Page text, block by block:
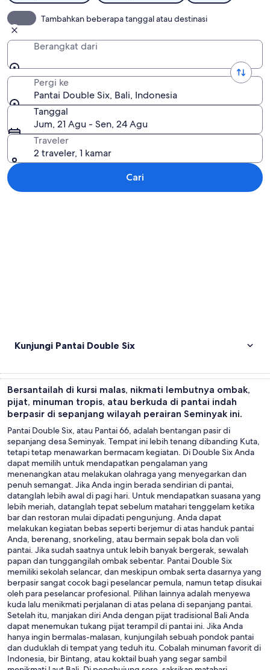
Tambahkan beberapa tanggal atau destinasi
Berangkat dari
Pergi ke
Pantai Double Six, Bali, Indonesia
Tanggal
Jum, 21 Agu - Sen, 24 Agu
Traveler
2 traveler, 1 kamar
Cari
Kunjungi Pantai Double Six
Bersantailah di kursi malas, nikmati lembutnya ombak,
pijat, minuman tropis, atau berkuda di pantai indah
berpasir di sepanjang wilayah perairan Seminyak ini.
Pantai Double Six, atau Pantai 66, adalah bentangan pasir di
sepanjang desa Seminyak. Tempat ini lebih tenang dibanding Kuta,
tetapi tetap menawarkan bermacam kegiatan. Di Double Six Anda
dapat memilih untuk mendapatkan pengalaman yang
menenangkan atau melakukan olahraga yang menyegarkan dan
penuh semangat. Jika Anda ingin berada sendirian di pantai,
datanglah lebih awal di pagi hari. Untuk mendapatkan suasana yang
lebih meriah, datanglah tepat sebelum matahari tenggelam ketika
bar dan restoran mulai dipadati pengunjung. Anda dapat
melakukan kegiatan bebas seperti berjemur di atas handuk pantai
Anda, berenang, snorkeling, atau bermain sepak bola dan voli
pantai. Jika sudah saatnya untuk lebih banyak bergerak, sewalah
papan dan tunggangilah ombak sebentar. Pantai Double Six
memiliki sekolah selancar, dan meskipun ombak serta dasarnya yang
berpasir sangat cocok bagi peselancar pemula, namun tetap disukai
oleh para peselancar profesional. Pilihan lainnya adalah menyewa
kuda lalu menikmati perjalanan di atas pelana di sepanjang pantai.
Setelah itu, manjakan diri Anda dengan pijat tradisional Bali Anda
dapat menemukan tukang pijat terampil di pantai ini. Jika Anda
hanya ingin bermalas-malasan, kunjungilah sebuah pondok pantai
dan duduklah di tempat yang teduh itu. Cobalah minuman favorit di
Indonesia, bir Bintang, atau koktail buah yang segar sambil